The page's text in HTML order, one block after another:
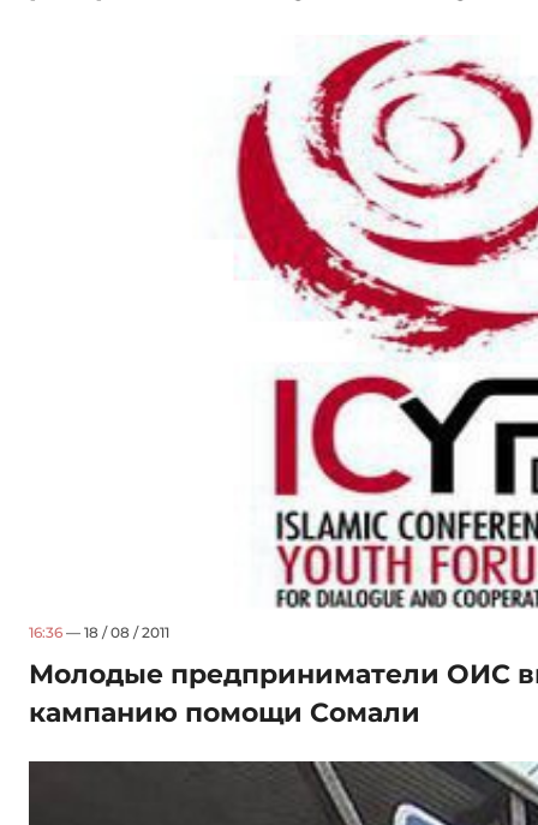
16:36 — 18 / 08 / 2011
Молодые предприниматели ОИС
кампанию помощи Сомали